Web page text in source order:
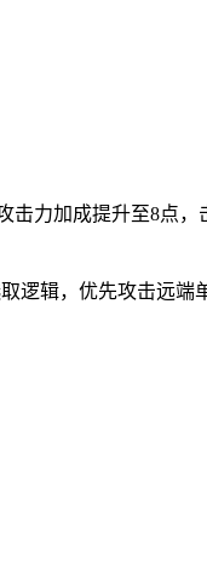
力加成提升至8点，
逻辑，优先攻击远端